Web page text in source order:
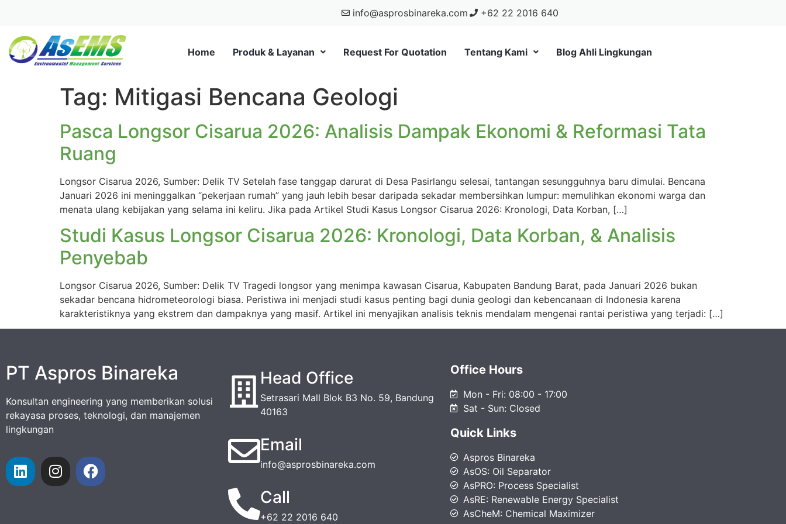
info@asprosbinareka.com +62 22 2016 640
Home Produk & Layanan Request For Quotation Tentang Kami Blog Ahli Lingkungan
Tag: Mitigasi Bencana Geologi
Pasca Longsor Cisarua 2026: Analisis Dampak Ekonomi & Reformasi Tata
Ruang
Longsor Cisarua 2026, Sumber: Delik TV Setelah fase tanggap darurat di Desa Pasirlangu selesai, tantangan sesungguhnya baru dimulai. Bencana
Januari 2026 ini meninggalkan “pekerjaan rumah” yang jauh lebih besar daripada sekadar membersihkan lumpur: memulihkan ekonomi warga dan
menata ulang kebijakan yang selama ini keliru. Jika pada Artikel Studi Kasus Longsor Cisarua 2026: Kronologi, Data Korban, […]
Studi Kasus Longsor Cisarua 2026: Kronologi, Data Korban, & Analisis
Penyebab
Longsor Cisarua 2026, Sumber: Delik TV Tragedi longsor yang menimpa kawasan Cisarua, Kabupaten Bandung Barat, pada Januari 2026 bukan
sekadar bencana hidrometeorologi biasa. Peristiwa ini menjadi studi kasus penting bagi dunia geologi dan kebencanaan di Indonesia karena
karakteristiknya yang ekstrem dan dampaknya yang masif. Artikel ini menyajikan analisis teknis mendalam mengenai rantai peristiwa yang terjadi: […]
PT Aspros Binareka
Konsultan engineering yang memberikan solusi
rekayasa proses, teknologi, dan manajemen
lingkungan
Head Office
Setrasari Mall Blok B3 No. 59, Bandung
40163
Email
info@asprosbinareka.com
Call
+62 22 2016 640
Office Hours
Mon - Fri: 08:00 - 17:00
Sat - Sun: Closed
Quick Links
Aspros Binareka
AsOS: Oil Separator
AsPRO: Process Specialist
AsRE: Renewable Energy Specialist
AsCheM: Chemical Maximizer